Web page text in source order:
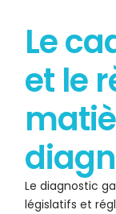
Le
et le
Le diagnostic
législatifs et